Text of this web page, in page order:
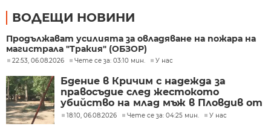
ВОДЕЩИ НОВИНИ
Продължават усилията за овладяване на пожара на
магистрала "Тракия" (ОБЗОР)
22:53, 06.08.2026 Чете се за: 03:10 мин. У нас
Бдение в Кричим с надежда за
правосъдие след жестокото
убийство на млад мъж в Пловдив от
тийнейджъри
18:10, 06.08.2026 Чете се за: 04:25 мин. У нас